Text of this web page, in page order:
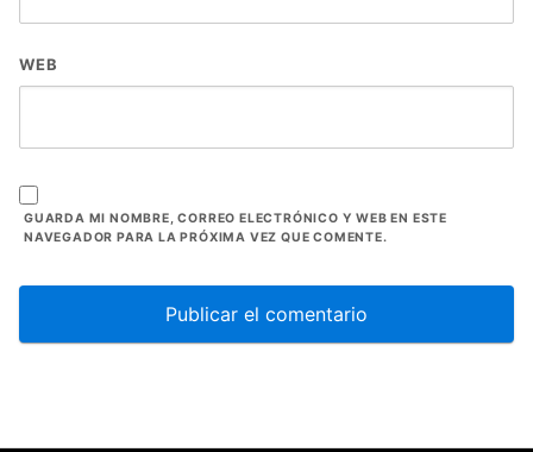
WEB
GUARDA MI NOMBRE, CORREO ELECTRÓNICO Y WEB EN ESTE
NAVEGADOR PARA LA PRÓXIMA VEZ QUE COMENTE.